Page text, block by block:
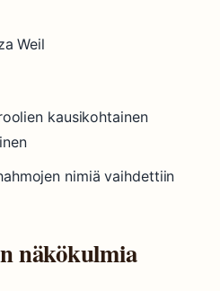
Weil
kausikohtainen
nimiä vaihdettiin
näkökulmia